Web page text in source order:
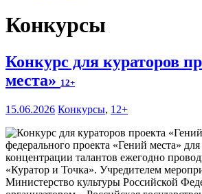
Конкурсы
Конкурс для кураторов
места» 12+
15.06.2026 Конкурсы, 12+
федерального проекта «Гений места»
концентрации талантов ежегодно
«Куратор и Точка». Учредителем
Министерство культуры Российской